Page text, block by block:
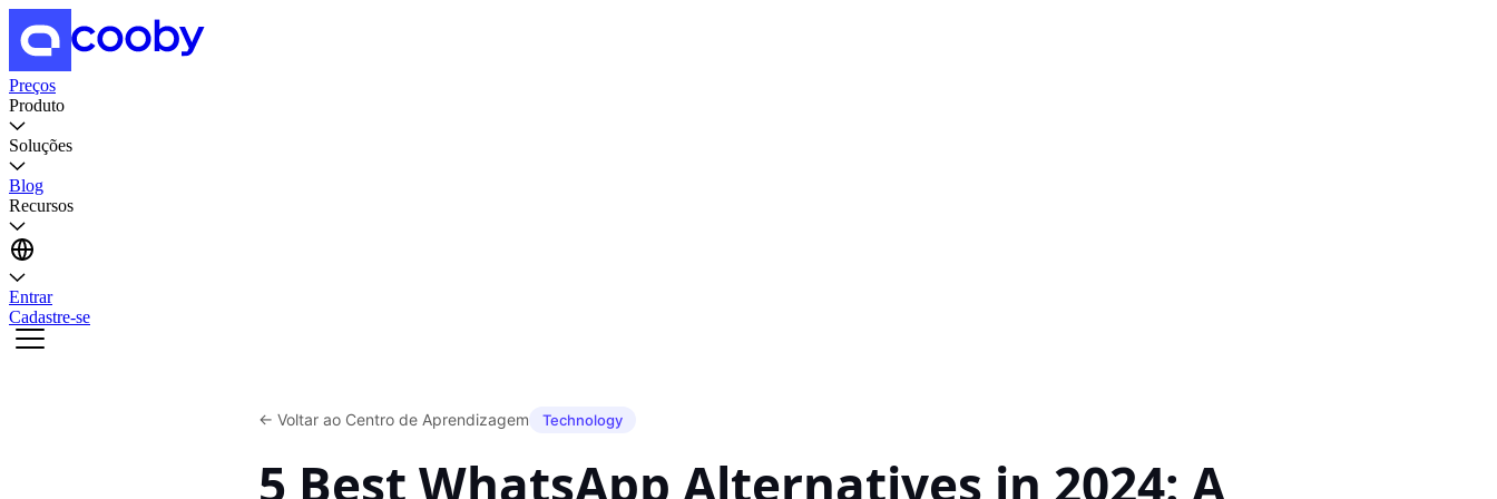
Preços
Produto
Soluções
Blog
Recursos
Entrar
Cadastre-se
← Voltar ao Centro de Aprendizagem Technology
5 Best WhatsApp Alternatives in 2024: A